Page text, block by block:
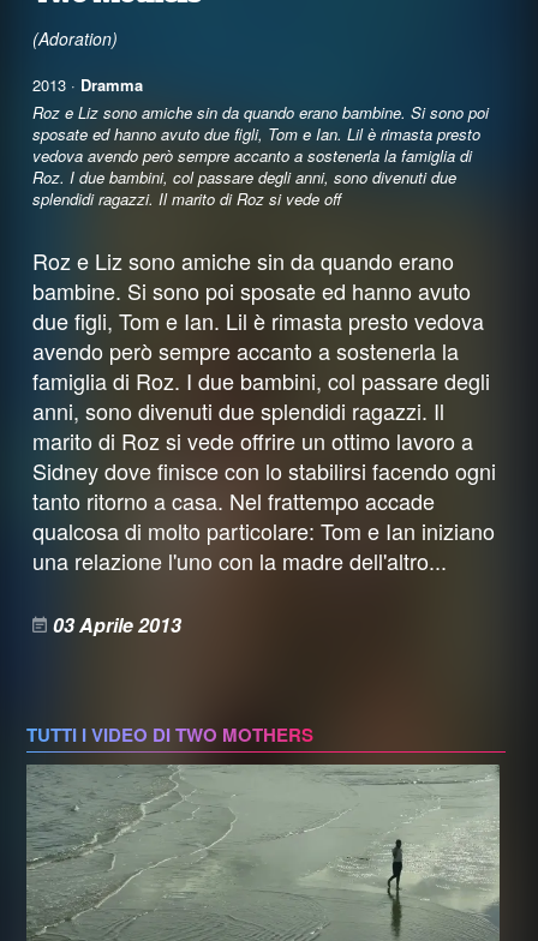
(Adoration)
2013 · Dramma
Roz e Liz sono amiche sin da quando erano bambine. Si sono poi
sposate ed hanno avuto due figli, Tom e Ian. Lil è rimasta presto
vedova avendo però sempre accanto a sostenerla la famiglia di
Roz. I due bambini, col passare degli anni, sono divenuti due
splendidi ragazzi. Il marito di Roz si vede off
Roz e Liz sono amiche sin da quando erano
bambine. Si sono poi sposate ed hanno avuto
due figli, Tom e Ian. Lil è rimasta presto vedova
avendo però sempre accanto a sostenerla la
famiglia di Roz. I due bambini, col passare degli
anni, sono divenuti due splendidi ragazzi. Il
marito di Roz si vede offrire un ottimo lavoro a
Sidney dove finisce con lo stabilirsi facendo ogni
tanto ritorno a casa. Nel frattempo accade
qualcosa di molto particolare: Tom e Ian iniziano
una relazione l'uno con la madre dell'altro...
03 Aprile 2013
TUTTI I VIDEO DI TWO MOTHERS